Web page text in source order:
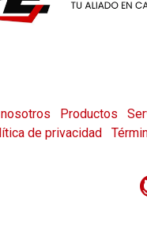
Productos
de privacidad